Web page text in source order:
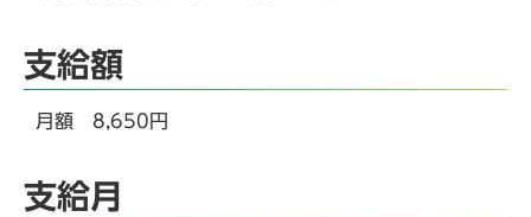
支給額
月額 8,650円
支給月